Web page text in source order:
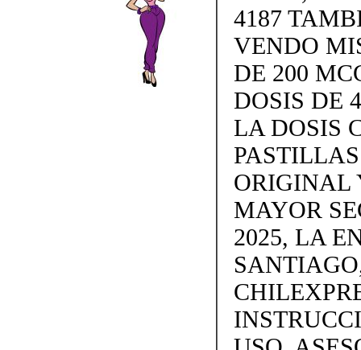
4187
VENDO
DE 200
DOSIS DE
LA DOSIS
ORIGINAL
MAYOR
2025, LA